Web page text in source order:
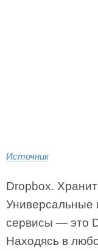
Источник
Dropbox.
Универсальные
сервисы — это
Находясь в